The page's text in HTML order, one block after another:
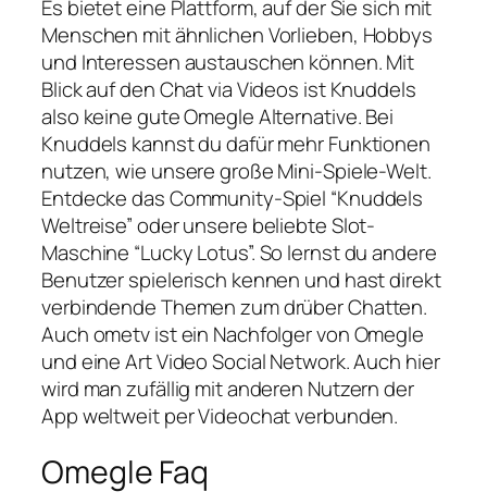
Es bietet eine Plattform, auf der Sie sich mit
Menschen mit ähnlichen Vorlieben, Hobbys
und Interessen austauschen können. Mit
Blick auf den Chat via Videos ist Knuddels
also keine gute Omegle Alternative. Bei
Knuddels kannst du dafür mehr Funktionen
nutzen, wie unsere große Mini-Spiele-Welt.
Entdecke das Community-Spiel “Knuddels
Weltreise” oder unsere beliebte Slot-
Maschine “Lucky Lotus”. So lernst du andere
Benutzer spielerisch kennen und hast direkt
verbindende Themen zum drüber Chatten.
Auch ometv ist ein Nachfolger von Omegle
und eine Art Video Social Network. Auch hier
wird man zufällig mit anderen Nutzern der
App weltweit per Videochat verbunden.
Omegle Faq